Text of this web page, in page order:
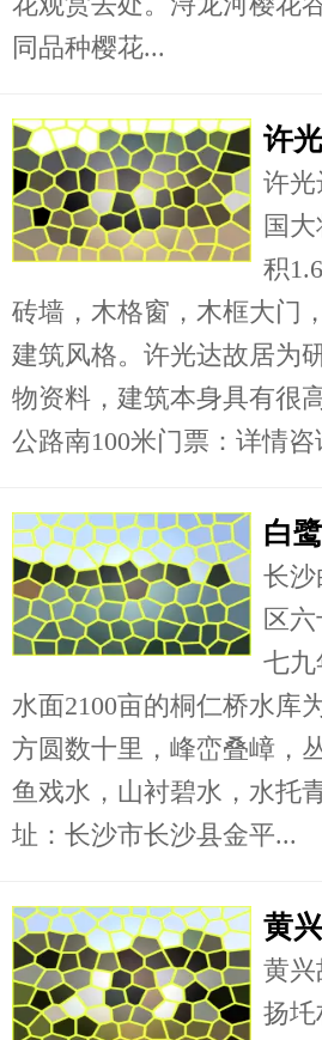
同品种樱花...
许
许光
国
积
砖墙，木格窗，木框大门
建筑风格。许光达故居为
物资料，建筑本身具有很
公路南100米门票：详情咨
白
长沙
区
七九
水面2100亩的桐仁桥水库
方圆数十里，峰峦叠嶂，
鱼戏水，山衬碧水，水托
址：长沙市长沙县金平...
黄
黄兴
扬圫